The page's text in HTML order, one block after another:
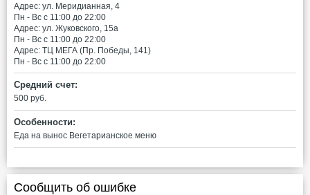
Адрес: ул. Меридианная, 4
Пн - Вс c 11:00 до 22:00
Адрес: ул. Жуковского, 15а
Пн - Вс c 11:00 до 22:00
Адрес: ТЦ МЕГА (Пр. Победы, 141)
Пн - Вс c 11:00 до 22:00
Средний счет:
500 руб.
Особенности:
Еда на вынос Вегетарианское меню
Сообщить об ошибке